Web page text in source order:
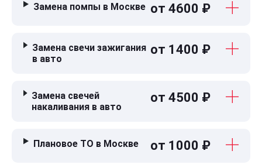
Замена помпы в Москве от 4600 ₽
Замена свечи зажигания
в авто
от 1400 ₽
Замена свечей
накаливания в авто
от 4500 ₽
Плановое ТО в Москве от 1000 ₽